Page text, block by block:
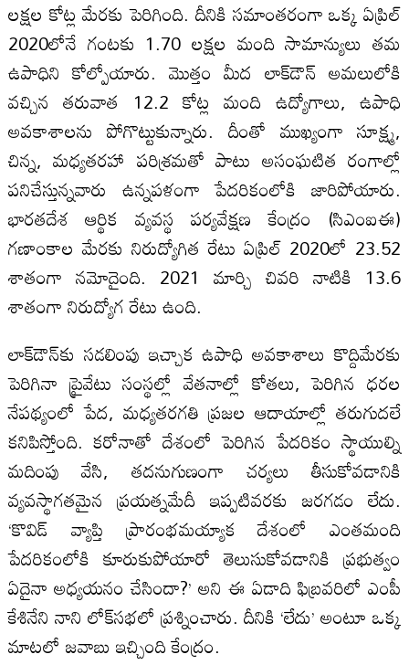
ల‌క్షల‌ కోట్ల మేరకు పెరిగింది. దీనికి సమాంతరంగా ఒక్క ఏప్రిల్‌
2020లోనే గంటకు 1.70 ల‌క్షల‌ మంది సామాన్యులు తమ
ఉపాధిని కోల్పోయారు. మొత్తం మీద లాక్‌డౌన్ అమలులోకి
వచ్చిన తరువాత 12.2 కోట్ల మంది ఉద్యోగాలు, ఉపాధి
అవకాశాల‌ను పోగొట్టుకున్నారు. దీంతో ముఖ్యంగా సూక్ష్మ,
చిన్న, మధ్యతరహా పరిశ్రమతో పాటు అసంఘటిత రంగాల్లో
పనిచేస్తున్నవారు ఉన్నపళంగా పేదరికంలోకి జారిపోయారు.
భారతదేశ ఆర్థిక వ్యవస్థ పర్యవేక్షణ కేంద్రం (సిఎంఐఈ)
గణాంకాల‌ మేరకు నిరుద్యోగిత రేటు ఏప్రిల్‌ 2020లో 23.52
శాతంగా నమోదైంది. 2021 మార్చి చివరి నాటికి 13.6
శాతంగా నిరుద్యోగ రేటు ఉంది.
లాక్‌డౌన్‌కు సడలింపు ఇచ్చాక ఉపాధి అవకాశాలు కొద్దిమేరకు
పెరిగినా ప్రైవేటు సంస్థల్లో వేతనాల్లో కోతలు, పెరిగిన ధరల‌
నేపథ్యంలో పేద, మధ్యతరగతి ప్రజల‌ ఆదాయాల్లో తరుగుదలే
కనిపిస్తోంది. కరోనాతో దేశంలో పెరిగిన పేదరికం స్థాయుల్ని
మదింపు వేసి, తదనుగుణంగా చర్య‌లు తీసుకోవడానికి
వ్యవస్థాగతమైన ప్రయత్నమేదీ ఇప్పటివరకు జరగడం లేదు.
‘కొవిడ్‌ వ్యాప్తి ప్రారంభమయ్యాక దేశంలో ఎంతమంది
పేదరికంలోకి కూరుకుపోయారో తెలుసుకోవడానికి ప్రభుత్వం
ఏదైనా అధ్యయనం చేసిందా?’ అని ఈ ఏడాది ఫిబ్రవరిలో ఎంపీ
కేశినేని నాని లోక్‌సభలో ప్రశ్నించారు. దీనికి ‘లేదు’ అంటూ ఒక్క
మాటలో జవాబు ఇచ్చింది కేంద్రం.